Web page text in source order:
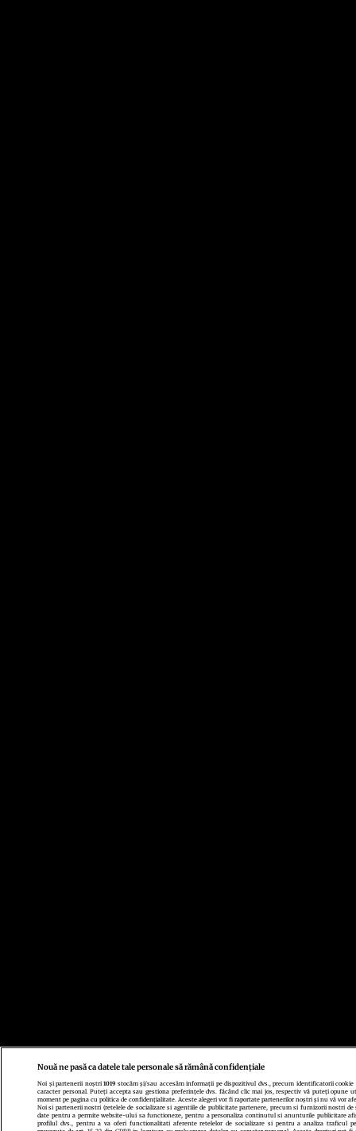
Nouă ne pasă ca datele tale personale să rămână confidențiale
Noi și partenerii noștri1019 stocăm și/sau accesăm informații pe dispozitivul dvs., precum identificatorii
caracter personal. Puteți accepta sau gestiona preferințele dvs. făcând clic mai jos, respectiv vă puteți opune
moment pe pagina cu politica de confidențialitate. Aceste alegeri vor fi raportate partenerilor noștri și nu vă vor
Noi si partenerii nostri (retelele de socializare si agentiile de publicitate partenere, precum si furnizorii nostri de
date pentru a permite website-ului sa functioneze, pentru a personaliza continutul si anunturile publicitare
profilul dvs., pentru a va oferi functionalitati aferente retelelor de socializare si pentru a analiza traficul